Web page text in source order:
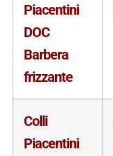
Piacentini
DOC
Barbera
frizzante
Colli
Piacentini